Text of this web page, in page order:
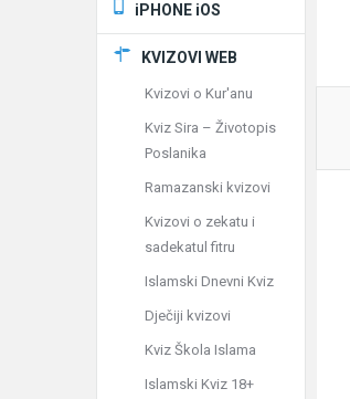
iPHONE iOS
KVIZOVI WEB
Kvizovi o Kur'anu
Kviz Sira – Životopis
Poslanika
Ramazanski kvizovi
Kvizovi o zekatu i
sadekatul fitru
Islamski Dnevni Kviz
Dječiji kvizovi
Kviz Škola Islama
Islamski Kviz 18+